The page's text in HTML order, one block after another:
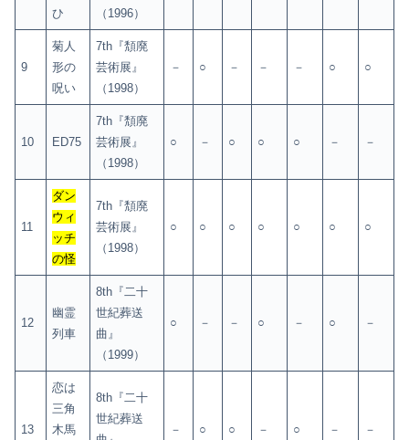
ひ
（1996）
9
菊人
形の
呪い
7th『頽廃
芸術展』
（1998）
－ ○ － － － ○ ○
10 ED75
7th『頽廃
芸術展』
（1998）
○ － ○ ○ ○ － －
11
ダン
ウィ
ッチ
の怪
7th『頽廃
芸術展』
（1998）
○ ○ ○ ○ ○ ○ ○
12
幽霊
列車
8th『二十
世紀葬送
曲』
（1999）
○ － － ○ － ○ －
13
恋は
三角
木馬
8th『二十
世紀葬送
－ ○ ○ － ○ － －